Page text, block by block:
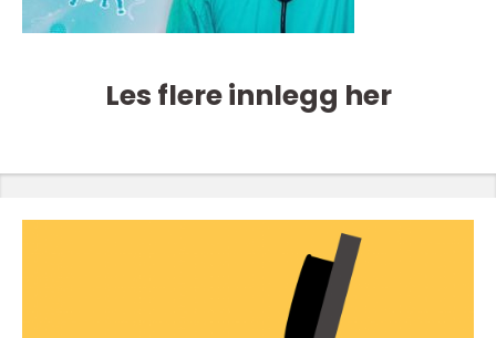
Les flere innlegg her